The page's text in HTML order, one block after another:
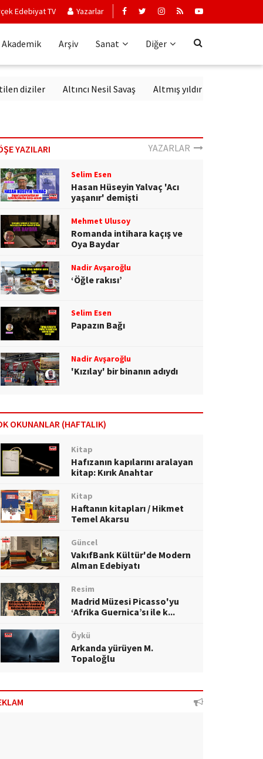
Edebiyat TV Yazarlar
Akademik Arşiv Sanat Diğer
Altıncı Nesil Savaş Altmış yıldır aynı sevgiyle
YAZILARI YAZARLAR
Selim Esen
Hasan Hüseyin Yalvaç 'Acı
yaşanır' demişti
Mehmet Ulusoy
Romanda intihara kaçış ve
Oya Baydar
Nadir Avşaroğlu
‘Öğle rakısı’
Selim Esen
Papazın Bağı
Nadir Avşaroğlu
'Kızılay' bir binanın adıydı
OKUNANLAR (HAFTALIK)
Kitap
Hafızanın kapılarını aralayan
kitap: Kırık Anahtar
Kitap
Haftanın kitapları / Hikmet
Temel Akarsu
Güncel
VakıfBank Kültür'de Modern
Alman Edebiyatı
Resim
Madrid Müzesi Picasso'yu
‘Afrika Guernica’sı ile k...
Öykü
Arkanda yürüyen M.
Topaloğlu